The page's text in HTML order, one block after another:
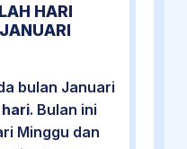
HARI
bulan Januari
hari. Bulan ini
Minggu dan